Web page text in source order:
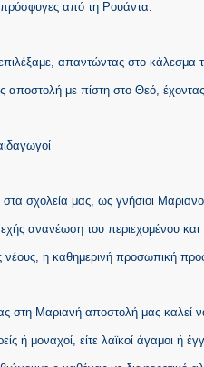
πρόσφυγες από τη Ρουάντα.
απαντώντας στο κάλεσμα
αποστολή με πίστη στο Θεό,
στα σχολεία μας, ως γνήσιοι
ανανέωση του περιεχομένου
νέους, η καθημερινή προσωπική
στη Μαριανή αποστολή μας καλεί
ή μοναχοί, είτε λαϊκοί άγαμοι ή